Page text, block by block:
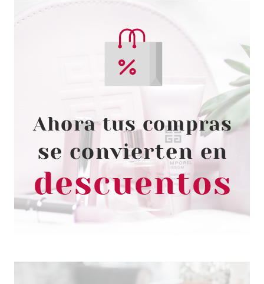
ESSENCE
ESSENCE LASH LIKE A BOSS
MÁSCARA VOLUMEN &
DEFINICIÓN ULTRA BLACK 9.5
ML
Pvr 4.89€
-20%
desde
3.89€